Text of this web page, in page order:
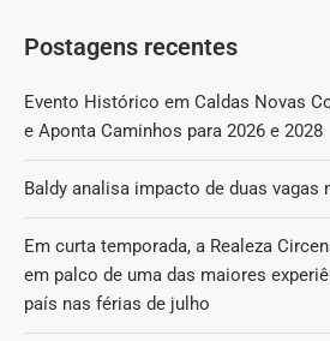
Postagens recentes
Evento Histórico em Caldas Novas
e Aponta Caminhos para 2026 e 2028
Baldy analisa impacto de duas vagas
Em curta temporada, a Realeza
em palco de uma das maiores
país nas férias de julho